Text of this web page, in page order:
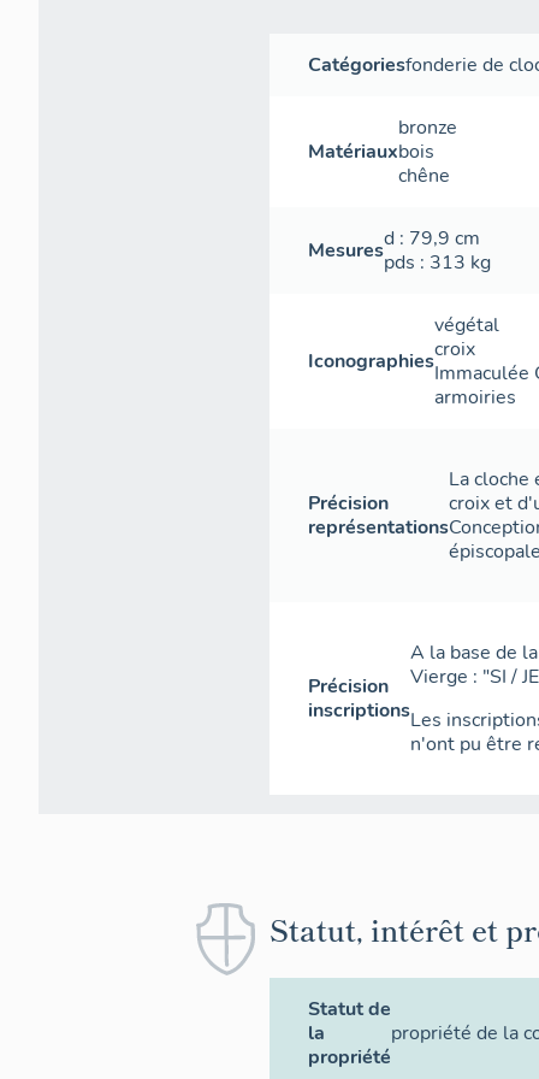
Catégoriesfonderie de
Matériaux
bronze
bois
chêne
Mesuresd : 79,9 cm
pds : 313 kg
Iconographies
végétal
croix
Immaculée
armoiries
Précision
représentations
La
croix et
Précision
inscriptions
A la base de
Vierge : "SI /
Les
n'ont pu être
Statut, intérêt et
Statut de
la
propriété
propriété de la